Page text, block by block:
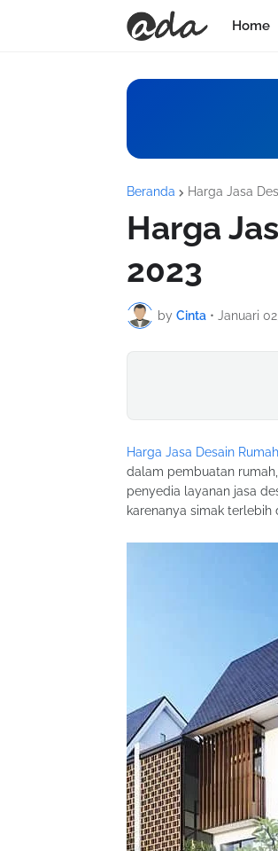
Home
Beranda Harga Jasa
Harga
2023
by Cinta • Januari
Harga Jasa Desain
dalam pembuatan
penyedia layanan jasa
karenanya simak